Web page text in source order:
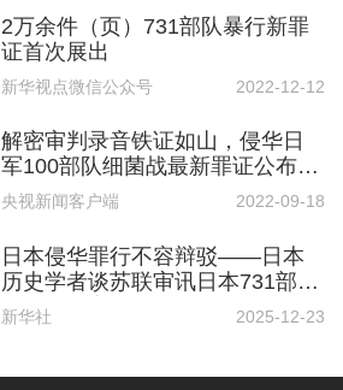
2万余件（页）731部队暴行新罪
证首次展出
新华视点微信公众号 2022-12-12
解密审判录音铁证如山，侵华日
军100部队细菌战最新罪证公布，
令人震惊
央视新闻客户端 2022-09-18
日本侵华罪行不容辩驳——日本
历史学者谈苏联审讯日本731部队
的解密档案
新华社 2025-12-23